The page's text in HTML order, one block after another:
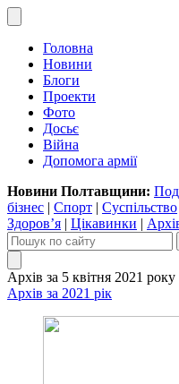
Головна
Новини
Блоги
Проекти
Фото
Досьє
Війна
Допомога армії
Новини Полтавщини:
бізнес | Спорт | Суспільство
Здоров’я | Цікавинки |
Архів за 5 квітня 2021 року
Архів за 2021 рік